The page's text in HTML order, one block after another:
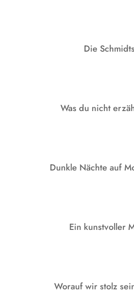
Die Schmidts
Was du nicht
Dunkle Nächte auf
Ein kunstvoller
Worauf wir stolz